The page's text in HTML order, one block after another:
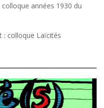
années 1930 du
: colloque Laïcités